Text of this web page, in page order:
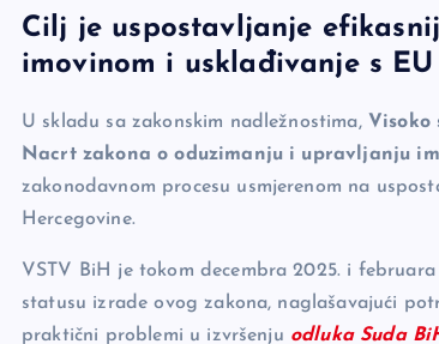
c
e
b
o
o
k
p
y
Li
n
k
se
n
g
er
er ar
e
Cilj je uspostavljanje
imovinom i usklađivanje s
U skladu sa zakonskim nadležnostima, Visoko
Nacrt zakona o oduzimanju i upravljanju
zakonodavnom procesu usmjerenom na
Hercegovine.
VSTV BiH je tokom decembra 2025. i
statusu izrade ovog zakona, naglašavajući
praktični problemi u izvršenju odluka Suda